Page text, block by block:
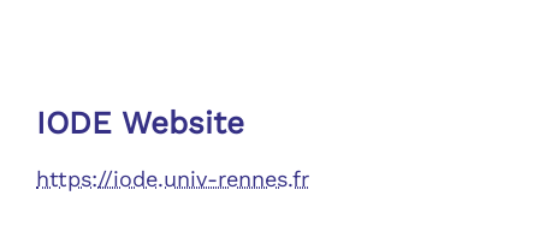
IODE Website
https://iode.univ-rennes.fr